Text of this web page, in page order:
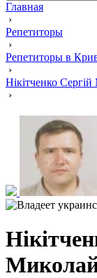
Главная
›
Репетиторы
›
Репетиторы в
›
Нікітченко
›